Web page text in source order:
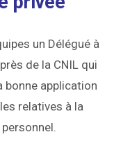
un Délégué à
de la CNIL qui
bonne application
relatives à la